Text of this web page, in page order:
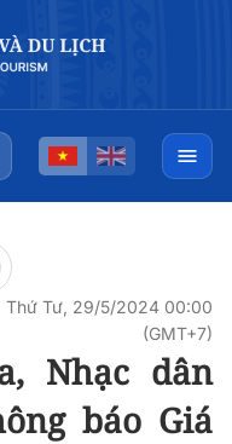
Thứ Tư, 29/5/2024 00:00
(GMT+7)
Nhạc dân
báo Giá